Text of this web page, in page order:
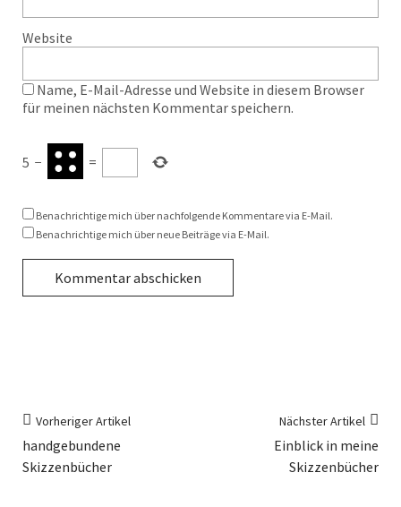
Website
Name, E-Mail-Adresse und Website in diesem Browser
für meinen nächsten Kommentar speichern.
5 − =
Benachrichtige mich über nachfolgende Kommentare via E-Mail.
Benachrichtige mich über neue Beiträge via E-Mail.
Vorheriger Artikel
handgebundene
Skizzenbücher
Nächster Artikel
Einblick in meine
Skizzenbücher